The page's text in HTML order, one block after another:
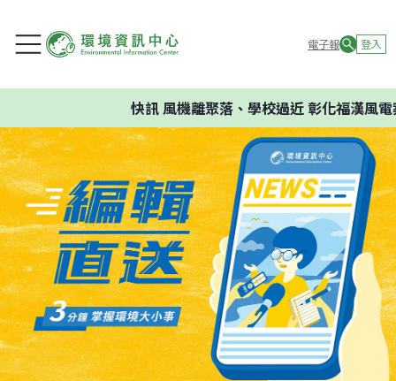
電子報 登入
快訊風機離聚落、學校過近 彰化福漢風電